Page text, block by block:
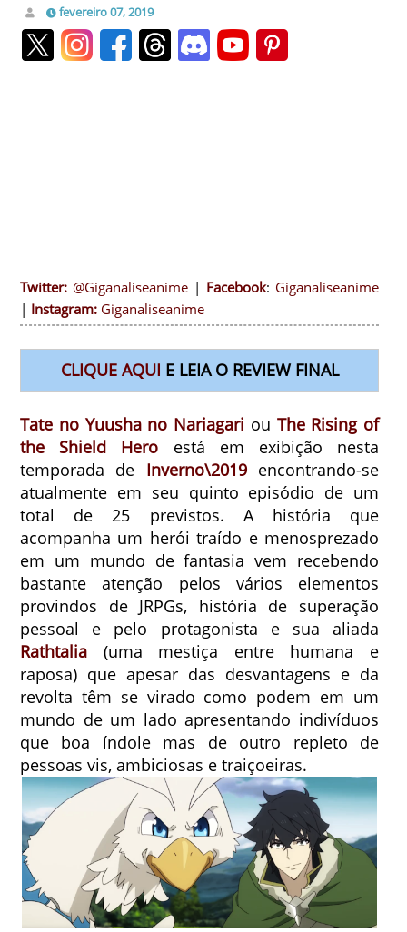
fevereiro 07, 2019
Twitter: @Giganaliseanime | Facebook: Giganaliseanime
| Instagram: Giganaliseanime
CLIQUE AQUI E LEIA O REVIEW FINAL
Tate no Yuusha no Nariagari ou The Rising of
the Shield Hero está em exibição nesta
temporada de Inverno\2019encontrando-se
atualmente em seu quinto episódio de um
total de 25 previstos. A história que
acompanha um herói traído e menosprezado
em um mundo de fantasia vem recebendo
bastante atenção pelos vários elementos
provindos de JRPGs, história de superação
pessoal e pelo protagonista e sua aliada
Rathtalia (uma mestiça entre humana e
raposa) que apesar das desvantagens e da
revolta têm se virado como podem em um
mundo de um lado apresentando indivíduos
que boa índole mas de outro repleto de
pessoas vis, ambiciosas e traiçoeiras.